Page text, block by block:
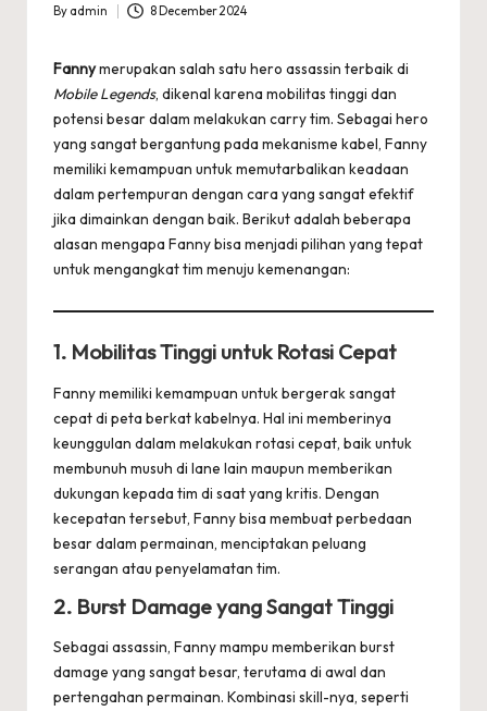
Posted
By admin 8 December 2024
Fannymerupakan salah satu hero assassin terbaik di
Mobile Legends, dikenal karena mobilitas tinggi dan
potensi besar dalam melakukan carry tim. Sebagai hero
yang sangat bergantung pada mekanisme kabel, Fanny
memiliki kemampuan untuk memutarbalikan keadaan
dalam pertempuran dengan cara yang sangat efektif
jika dimainkan dengan baik. Berikut adalah beberapa
alasan mengapa Fanny bisa menjadi pilihan yang tepat
untuk mengangkat tim menuju kemenangan:
1. Mobilitas Tinggi untuk Rotasi Cepat
Fanny memiliki kemampuan untuk bergerak sangat
cepat di peta berkat kabelnya. Hal ini memberinya
keunggulan dalam melakukan rotasi cepat, baik untuk
membunuh musuh di lane lain maupun memberikan
dukungan kepada tim di saat yang kritis. Dengan
kecepatan tersebut, Fanny bisa membuat perbedaan
besar dalam permainan, menciptakan peluang
serangan atau penyelamatan tim.
2. Burst Damage yang Sangat Tinggi
Sebagai assassin, Fanny mampu memberikan burst
damage yang sangat besar, terutama di awal dan
pertengahan permainan. Kombinasi skill-nya, seperti